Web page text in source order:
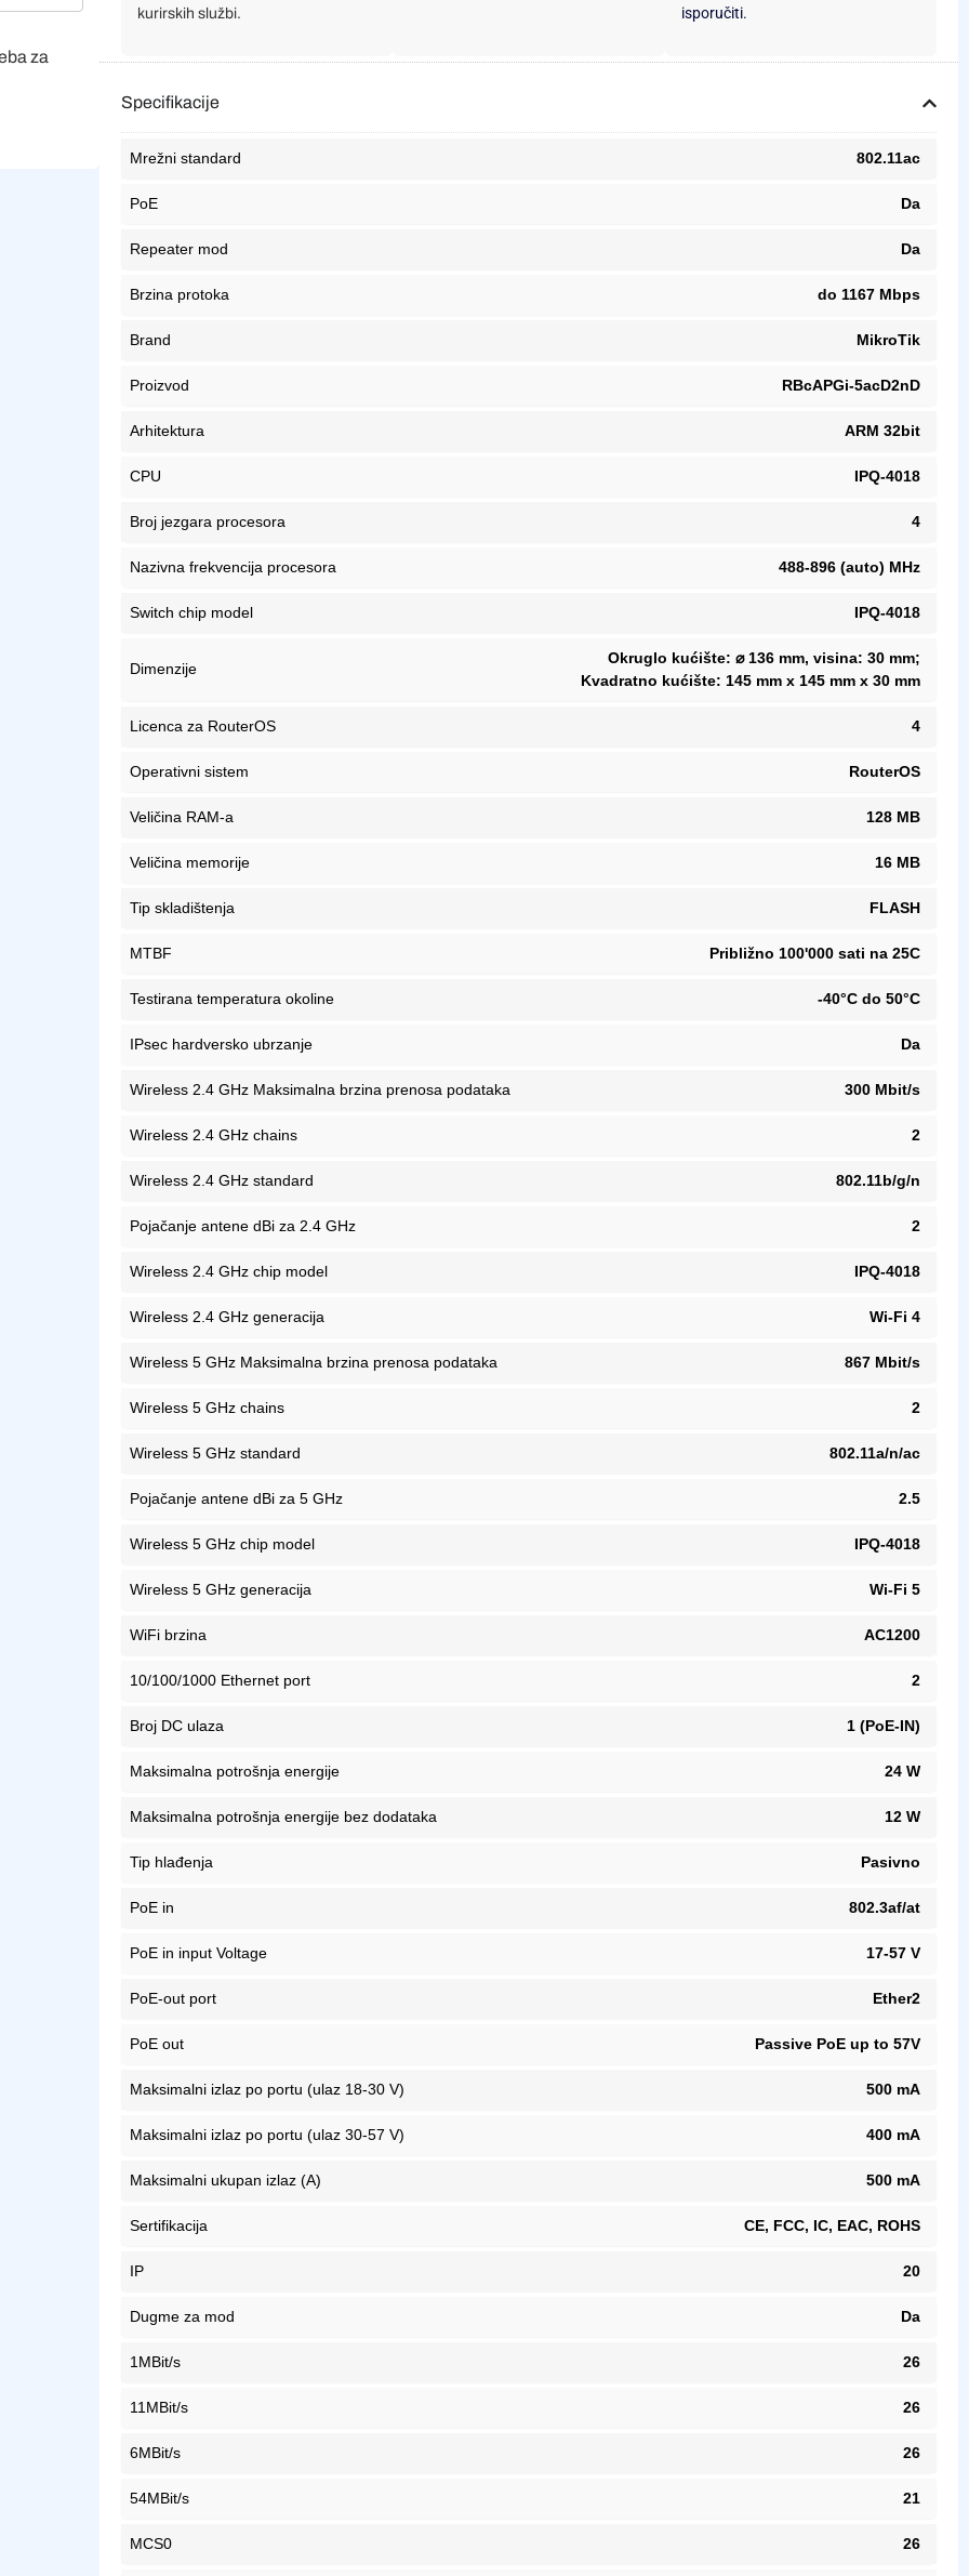
za
kurirskih službi.
isporučiti.
Specifikacije
Mrežni standard 802.11ac
PoE Da
Repeater mod Da
Brzina protoka do 1167 Mbps
Brand MikroTik
Proizvod RBcAPGi-5acD2nD
Arhitektura ARM 32bit
CPU IPQ-4018
Broj jezgara procesora 4
Nazivna frekvencija procesora 488-896 (auto) MHz
Switch chip model IPQ-4018
Dimenzije
Okruglo kućište: ⌀ 136 mm, visina: 30 mm;
Kvadratno kućište: 145 mm x 145 mm x 30 mm
Licenca za RouterOS 4
Operativni sistem RouterOS
Veličina RAM-a 128 MB
Veličina memorije 16 MB
Tip skladištenja FLASH
MTBF Približno 100'000 sati na 25C
Testirana temperatura okoline -40°C do 50°C
IPsec hardversko ubrzanje Da
Wireless 2.4 GHz Maksimalna brzina prenosa podataka 300 Mbit/s
Wireless 2.4 GHz chains 2
Wireless 2.4 GHz standard 802.11b/g/n
Pojačanje antene dBi za 2.4 GHz 2
Wireless 2.4 GHz chip model IPQ-4018
Wireless 2.4 GHz generacija Wi-Fi 4
Wireless 5 GHz Maksimalna brzina prenosa podataka 867 Mbit/s
Wireless 5 GHz chains 2
Wireless 5 GHz standard 802.11a/n/ac
Pojačanje antene dBi za 5 GHz 2.5
Wireless 5 GHz chip model IPQ-4018
Wireless 5 GHz generacija Wi-Fi 5
WiFi brzina AC1200
10/100/1000 Ethernet port 2
Broj DC ulaza 1 (PoE-IN)
Maksimalna potrošnja energije 24 W
Maksimalna potrošnja energije bez dodataka 12 W
Tip hlađenja Pasivno
PoE in 802.3af/at
PoE in input Voltage 17-57 V
PoE-out port Ether2
PoE out Passive PoE up to 57V
Maksimalni izlaz po portu (ulaz 18-30 V) 500 mA
Maksimalni izlaz po portu (ulaz 30-57 V) 400 mA
Maksimalni ukupan izlaz (A) 500 mA
Sertifikacija CE, FCC, IC, EAC, ROHS
IP 20
Dugme za mod Da
1MBit/s 26
11MBit/s 26
6MBit/s 26
54MBit/s 21
MCS0 26